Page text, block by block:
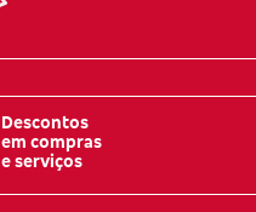
Descontos
em compras
e serviços